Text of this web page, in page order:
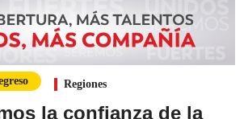
Regiones
la confianza de la